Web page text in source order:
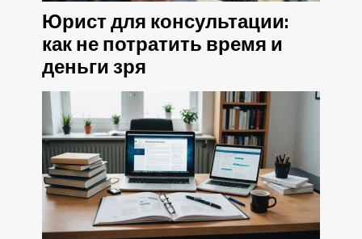
Юрист для консультации:
как не потратить время и
деньги зря